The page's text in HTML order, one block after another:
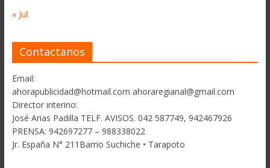
« Jul
Contactanos
Email:
ahorapublicidad@hotmail.com ahoraregianal@gmail.com
Director interino:
José Arias Padilla TELF. AVISOS. 042 587749, 942467926
PRENSA: 942697277 – 988338022
Jr. España N° 211Barrio Suchiche • Tarapoto